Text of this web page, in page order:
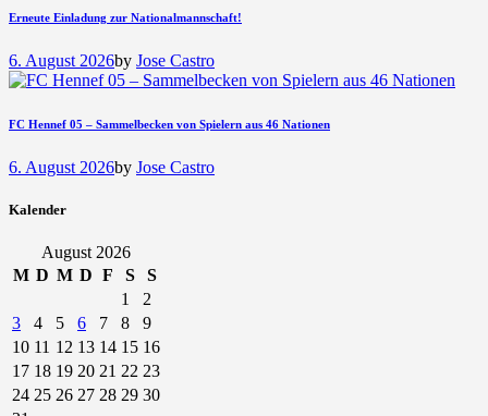
Erneute Einladung zur Nationalmannschaft!
6. August 2026by Jose Castro
FC Hennef 05 – Sammelbecken von Spielern aus 46 Nationen
6. August 2026by Jose Castro
Kalender
August 2026
M D M D F S
S
1
2
3
4 5 6 7 8
9
10 11 12 13 14 15 16
17 18 19 20 21 22 23
24 25 26 27 28 29 30